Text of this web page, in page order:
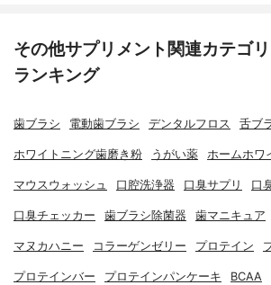
その他サプリメント関連カテゴ
ランキング
歯ブラシ 電動歯ブラシ デンタルフロス 舌ブ
ホワイトニング歯磨き粉 うがい薬 ホームホワ
マウスウォッシュ 口腔洗浄器 口臭サプリ 口
口臭チェッカー 歯ブラシ除菌器 歯マニキュア
マヌカハニー コラーゲンゼリー プロテイン
プロテインバー プロテインパンケーキ BCAA